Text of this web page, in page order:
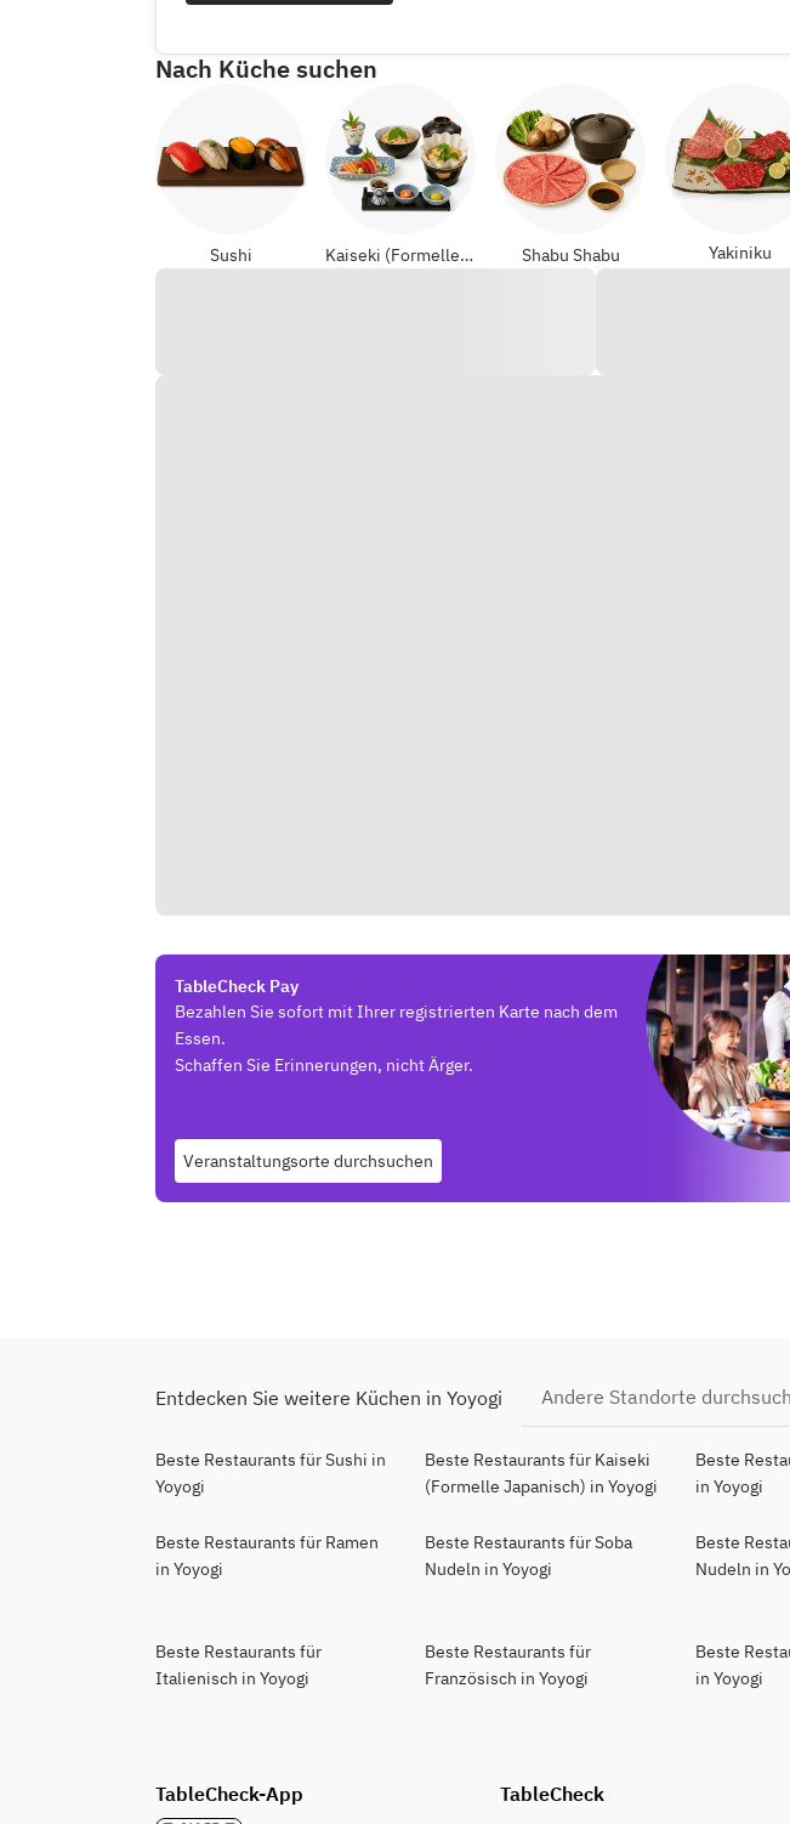
Nach Küche suchen
Sushi Kaiseki (Formelle Japanisch) Shabu Shabu Yakiniku
TableCheck Pay
Bezahlen Sie sofort mit Ihrer registrierten Karte nach dem
Essen.
Schaffen Sie Erinnerungen, nicht Ärger.
Veranstaltungsorte durchsuchen
Entdecken Sie weitere Küchen in Yoyogi Andere Standorte
Beste Restaurants für Sushi in
Yoyogi
Beste Restaurants für Kaiseki
(Formelle Japanisch) in Yoyogi
Beste
in Yoyogi
Beste Restaurants für Ramen
in Yoyogi
Beste Restaurants für Soba
Nudeln in Yoyogi
Beste
Nudeln in
Beste Restaurants für
Italienisch in Yoyogi
Beste Restaurants für
Französisch in Yoyogi
Beste
in Yoyogi
TableCheck-App TableCheck